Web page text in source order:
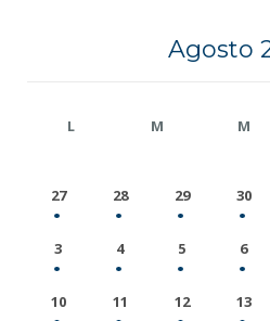
Agosto
L M M
27 28 29 30
3 4 5 6
10 11 12 13